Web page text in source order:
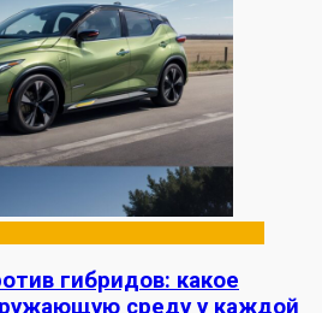
гибридов: какое
среду у каждой